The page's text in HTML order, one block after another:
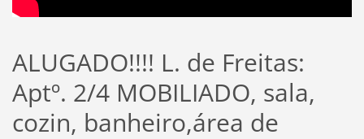
ALUGADO!!!! L. de Freitas:
Aptº. 2/4 MOBILIADO, sala,
cozin, banheiro,área de